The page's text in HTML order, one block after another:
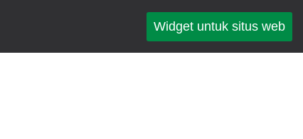
Widget untuk situs web